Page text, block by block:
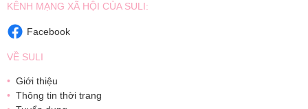
KÊNH MẠNG XÃ HỘI CỦA SULI:
Facebook
VỀ SULI
Giới thiệu
Thông tin thời trang